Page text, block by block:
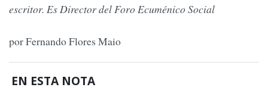
escritor. Es Director del Foro Ecuménico Social
por Fernando Flores Maio
EN ESTA NOTA